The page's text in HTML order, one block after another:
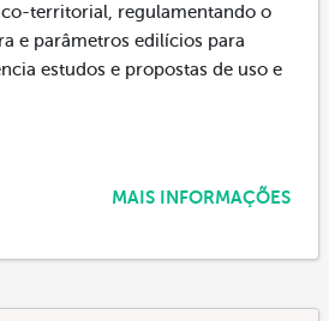
territorial, regulamentando o
e parâmetros edilícios para
estudos e propostas de uso e
MAIS INFORMAÇÕES